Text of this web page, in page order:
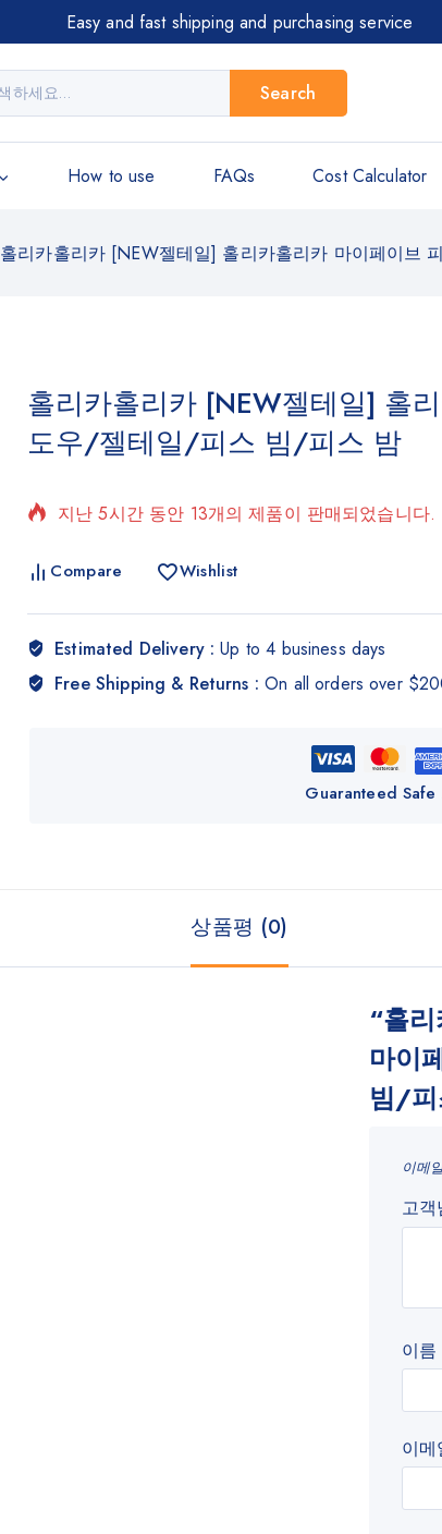
Easy and fast shipping and purchasing service
Search
How to use FAQs Cost Calculator
홀리카홀리카 [NEW젤테일] 홀리카홀리카 마이페이브
홀리카홀리카 [NEW젤테일] 홀
도우/젤테일/피스 빔/피스 밤
지난 5시간 동안 13개의 제품이 판매되었습니다.
빠르게 판매 중! 18명 이상이 장바구니에 담았습니
Compare Wishlist
Estimated Delivery :Up to 4 business days
Free Shipping & Returns :On all orders over
Guaranteed
상품평 (0)
“홀
마이
빔/피
이메
고객
이름
이메